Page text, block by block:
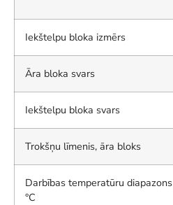
Iekštelpu bloka izmērs
Āra bloka svars
Iekštelpu bloka svars
Trokšņu līmenis, āra bloks
Darbības temperatūru diapazons
°C